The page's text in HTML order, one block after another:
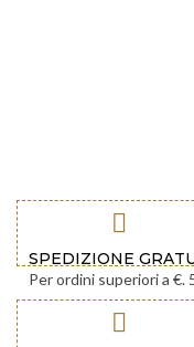
SPEDIZIONE
Per ordini superiori a €.